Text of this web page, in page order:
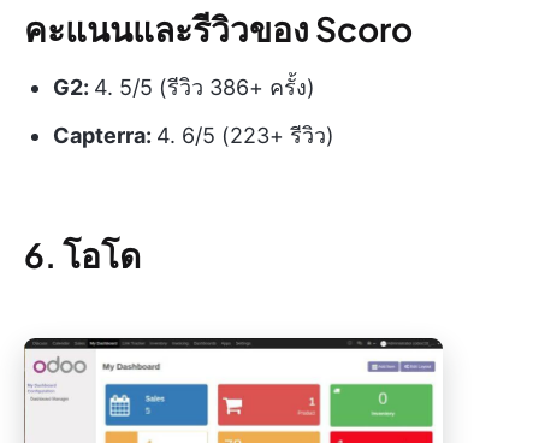
คะแนนและรีวิวของ Scoro
G2: 4. 5/5 (รีวิว 386+ ครั้ง)
Capterra: 4. 6/5 (223+ รีวิว)
6. โอโด